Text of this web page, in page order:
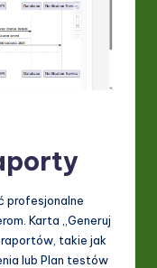
profesjonalne
Karta „Generuj
takie jak
lub Plan testów